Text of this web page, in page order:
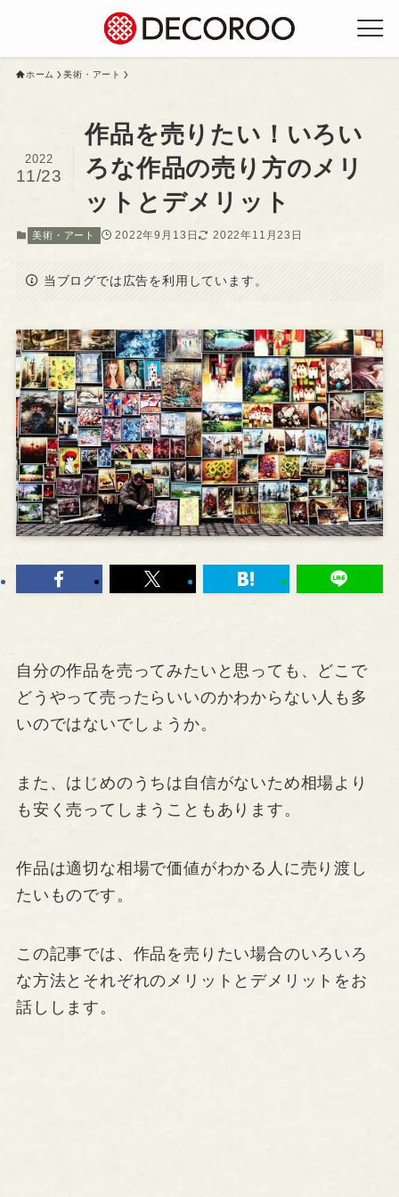
ホーム 美術・アート
作品を売りたい！いろい
ろな作品の売り方のメリ
ットとデメリット
2022
11/23
美術・アート 2022年9月13日 2022年11月23日
当ブログでは広告を利用しています。
自分の作品を売ってみたいと思っても、どこで
どうやって売ったらいいのかわからない人も多
いのではないでしょうか。
また、はじめのうちは自信がないため相場より
も安く売ってしまうこともあります。
作品は適切な相場で価値がわかる人に売り渡し
たいものです。
この記事では、作品を売りたい場合のいろいろ
な方法とそれぞれのメリットとデメリットをお
話しします。